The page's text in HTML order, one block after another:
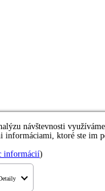
návštevnosti
ktoré ste
informácií)